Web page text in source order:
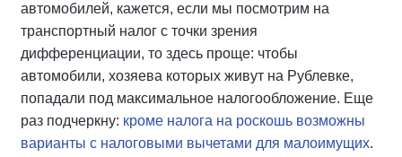
автомобилей, кажется, если мы посмотрим на
транспортный налог с точки зрения
дифференциации, то здесь проще: чтобы
автомобили, хозяева которых живут на Рублевке,
попадали под максимальное налогообложение. Еще
раз подчеркну: кроме налога на роскошь возможны
варианты с налоговыми вычетами для малоимущих.